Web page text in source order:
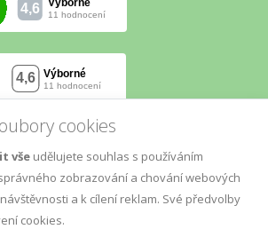
cookies
vše udělujete souhlas s používáním
zobrazování a chování webových
a k cílení reklam. Své předvolby
cookies.